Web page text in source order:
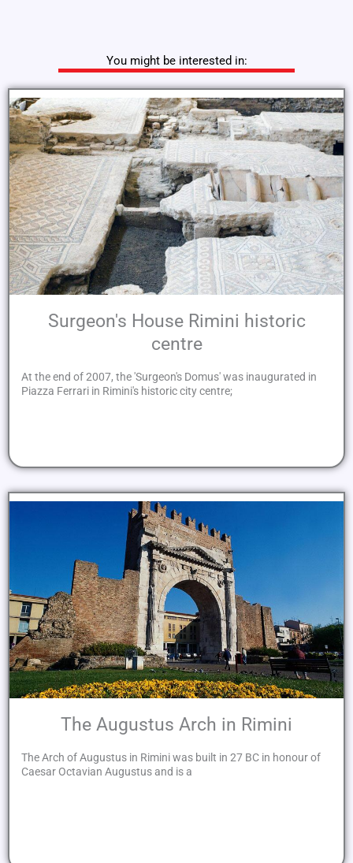
You might be interested in:
Surgeon's House Rimini historic
centre
At the end of 2007, the 'Surgeon's Domus' was inaugurated in
Piazza Ferrari in Rimini's historic city centre;
The Augustus Arch in Rimini
The Arch of Augustus in Rimini was built in 27 BC in honour of
Caesar Octavian Augustus and is a